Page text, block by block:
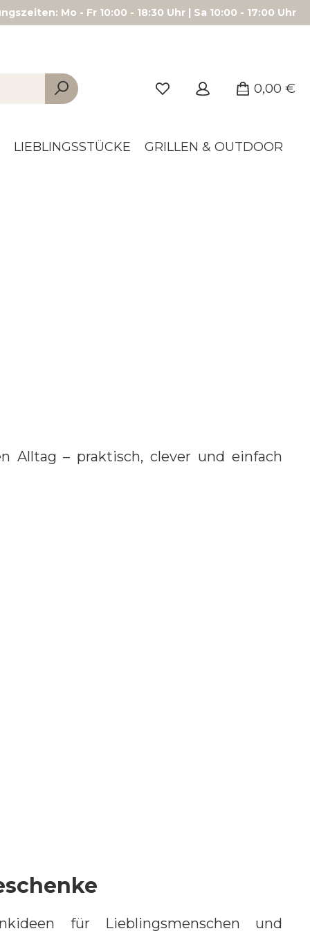
Mo - Fr 10:00 - 18:30 Uhr | Sa 10:00 - 17:00 Uhr
0,00 €
LIEBLINGSSTÜCKE GRILLEN & OUTDOOR
Alltag – praktisch, clever und einfach
für Lieblingsmenschen und